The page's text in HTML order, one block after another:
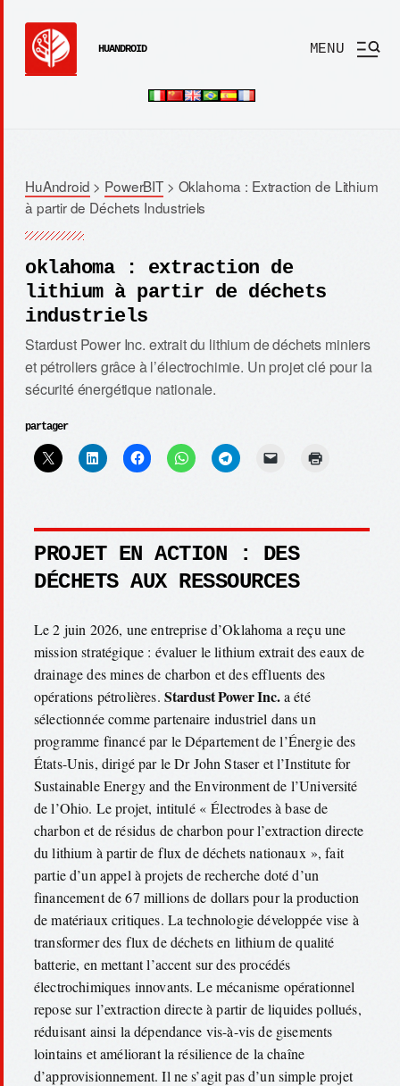
HUANDROID MENU
HuAndroid > PowerBIT> Oklahoma : Extraction de Lithium
à partir de Déchets Industriels
oklahoma : extraction de
lithium à partir de déchets
industriels
Stardust Power Inc. extrait du lithium de déchets miniers
et pétroliers grâce à l’électrochimie. Un projet clé pour la
sécurité énergétique nationale.
partager
PROJET EN ACTION : DES
DÉCHETS AUX RESSOURCES
Le 2 juin 2026, une entreprise d’Oklahoma a reçu une
mission stratégique : évaluer le lithium extrait des eaux de
drainage des mines de charbon et des effluents des
opérations pétrolières. Stardust Power Inc.a été
sélectionnée comme partenaire industriel dans un
programme financé par le Département de l’Énergie des
États-Unis, dirigé par le Dr John Staser et l’Institute for
Sustainable Energy and the Environment de l’Université
de l’Ohio. Le projet, intitulé « Électrodes à base de
charbon et de résidus de charbon pour l’extraction directe
du lithium à partir de flux de déchets nationaux », fait
partie d’un appel à projets de recherche doté d’un
financement de 67 millions de dollars pour la production
de matériaux critiques. La technologie développée vise à
transformer des flux de déchets en lithium de qualité
batterie, en mettant l’accent sur des procédés
électrochimiques innovants. Le mécanisme opérationnel
repose sur l’extraction directe à partir de liquides pollués,
réduisant ainsi la dépendance vis-à-vis de gisements
lointains et améliorant la résilience de la chaîne
d’approvisionnement. Il ne s’agit pas d’un simple projet